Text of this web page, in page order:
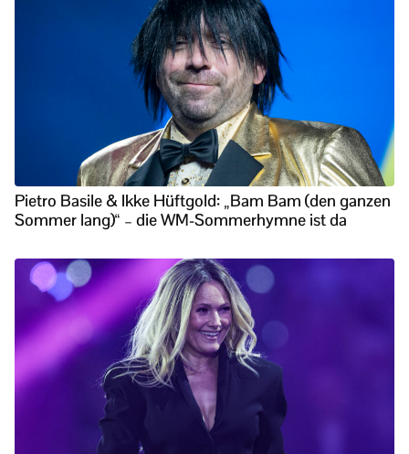
Pietro Basile & Ikke Hüftgold: „Bam Bam (den ganzen
Sommer lang)“ – die WM-Sommerhymne ist da